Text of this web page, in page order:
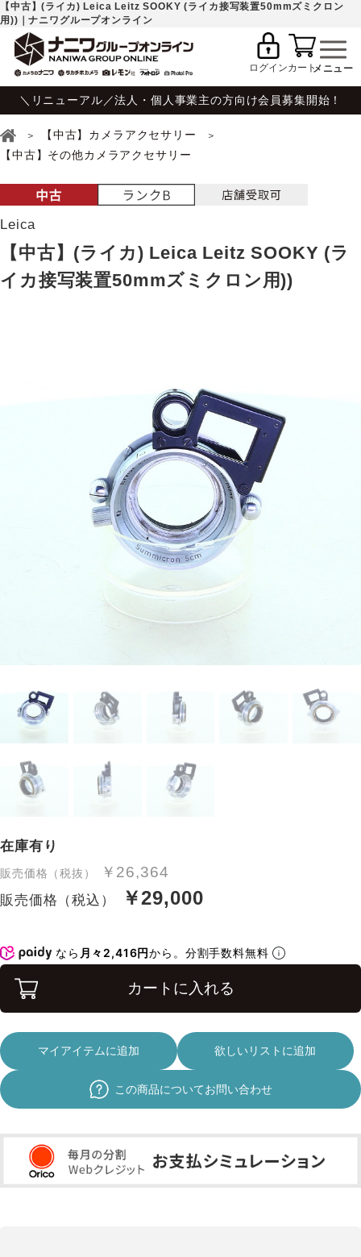
【中古】(ライカ) Leica Leitz SOOKY (ライカ接写装置50mmズミクロン
用))｜ナニワグループオンライン
ログインカート
＼リニューアル／法人・個人事業主の方向け会員募集開始！
【中古】カメラアクセサリー
【中古】その他カメラアクセサリー
Leica
【中古】(ライカ) Leica Leitz SOOKY (ラ
イカ接写装置50mmズミクロン用))
在庫有り
販売価格（税抜） ￥26,364
販売価格（税込） ￥29,000
なら 月々2,416円から。分割手数料無料
カートに入れる
マイアイテムに追加 欲しいリストに追加
この商品についてお問い合わせ